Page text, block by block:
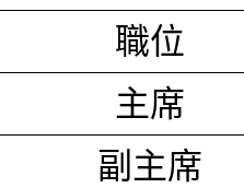
職位
主席
副主席